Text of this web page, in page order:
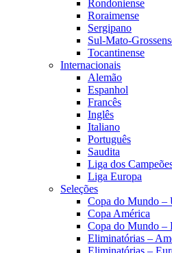
Rondoniense
Roraimense
Sergipano
Sul-Mato-
Tocantinense
Internacionais
Alemão
Espanhol
Francês
Inglês
Italiano
Português
Saudita
Liga dos
Liga Europa
Seleções
Copa do Mundo –
Copa América
Copa do Mundo –
Eliminatórias –
Eliminatórias –